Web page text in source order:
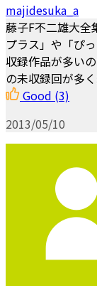
majidesuka_a
藤子F不二雄大全
プラス」や「ぴ
収録作品が多い
の未収録回が多
Good (3)
2013/05/10